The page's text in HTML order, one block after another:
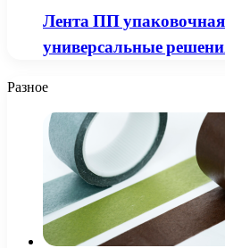
Лента ПП
универсальные
Разное